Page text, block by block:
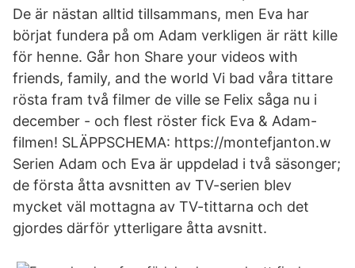
De är nästan alltid tillsammans, men Eva har
börjat fundera på om Adam verkligen är rätt kille
för henne. Går hon Share your videos with
friends, family, and the world Vi bad våra tittare
rösta fram två filmer de ville se Felix såga nu i
december - och flest röster fick Eva & Adam-
filmen! SLÄPPSCHEMA: https://montefjanton.w
Serien Adam och Eva är uppdelad i två säsonger;
de första åtta avsnitten av TV-serien blev
mycket väl mottagna av TV-tittarna och det
gjordes därför ytterligare åtta avsnitt.